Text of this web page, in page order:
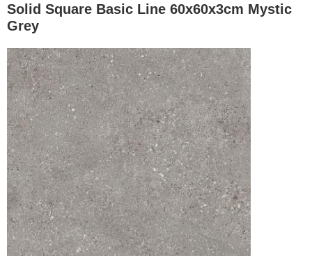
Solid Square Basic Line 60x60x3cm Mystic
Grey